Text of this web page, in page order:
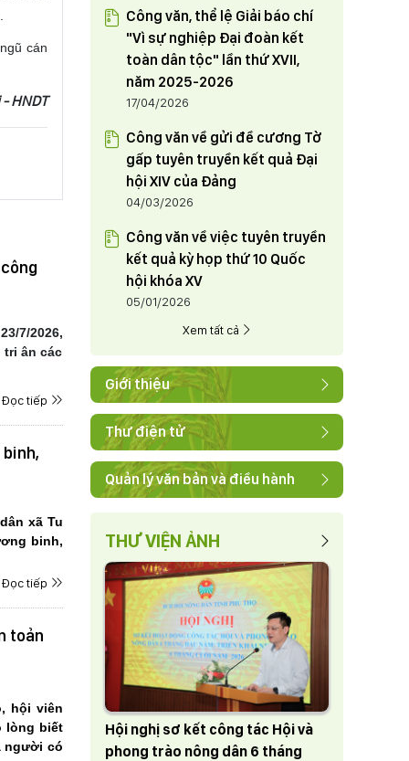
cán
HNDT
7/2026,
tri ân các
Đọc tiếp
xã Tu
binh,
Đọc tiếp
toản
hội viên
lòng biết
người có
Công văn, thể lệ Giải báo chí
"Vì sự nghiệp Đại đoàn kết
toàn dân tộc" lần thứ XVII,
năm 2025-2026
17/04/2026
Công văn về gửi đề cương Tờ
gấp tuyên truyền kết quả Đại
hội XIV của Đảng
04/03/2026
Công văn về việc tuyên truyền
kết quả kỳ họp thứ 10 Quốc
hội khóa XV
05/01/2026
Xem tất cả
Giới thiệu
Thư điện tử
Quản lý văn bản và điều hành
THƯ VIỆN ẢNH
Hội nghị sơ kết công tác Hội và
phong trào nông dân 6 tháng